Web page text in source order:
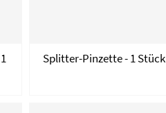
Splitter-Pinzette - 1 Stück